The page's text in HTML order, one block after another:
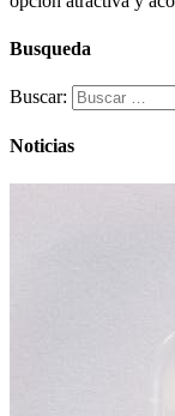
Busqueda
Buscar:
Noticias